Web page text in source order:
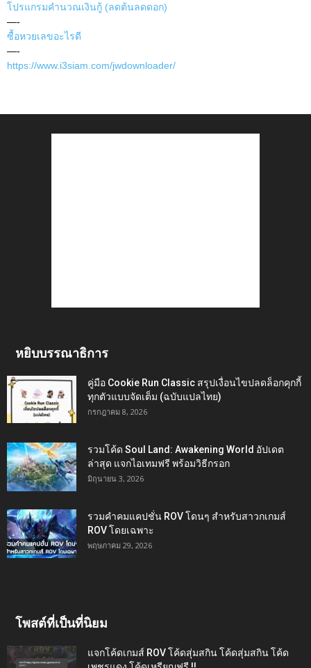
โปรแกรมคำนวณเงินกู้ (ลดต้นลดดอก)
—-
ซื้อหวยเลขอะไรดี
—-
https://www.i3siam.com/jwdownloader/
หยิบบรรณาธิการ
คู่มือ Cookie Run Classic สรุปเงื่อนไขปลดล็อกคุกกี้
ทุกตัวแบบจัดเต็ม (ฉบับแปลไทย)
กรกฎาคม 8, 2026
รวมโค้ด Soul Land: Awakening World อัปเดต
ล่าสุด แจกไอเทมฟรี พร้อมวิธีกรอก
มิถุนายน 3, 2026
รวมคำคมแคปชั่น ROV โดนๆ สำหรับสาวกเกมส์
ROV โดยเฉพาะ
พฤษภาคม 29, 2026
โพสต์ที่เป็นที่นิยม
แจกโค้ดเกมส์ ROV โค้ดสุ่มสกิน โค้ดสุ่มสกิน โค้ด